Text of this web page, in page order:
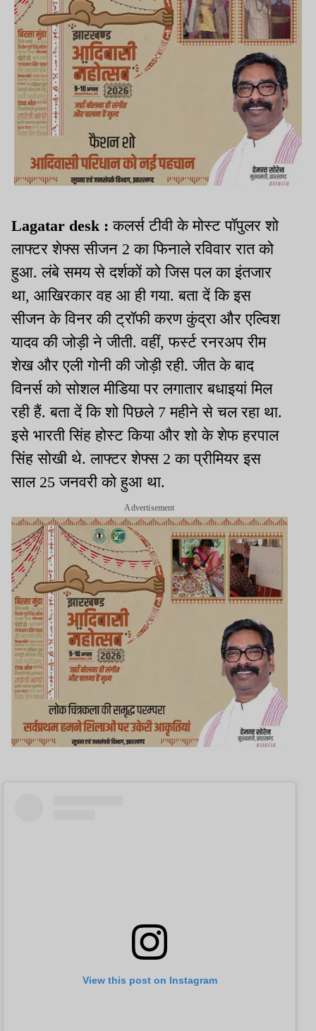
Lagatar desk : कलर्स टीवी के मोस्ट पॉपुलर शो
लाफ्टर शेफ्स सीजन 2 का फिनाले रविवार रात को
हुआ. लंबे समय से दर्शकों को जिस पल का इंतजार
था, आखिरकार वह आ ही गया. बता दें कि इस
सीजन के विनर की ट्रॉफी करण कुंद्रा और एल्विश
यादव की जोड़ी ने जीती. वहीं, फर्स्ट रनरअप रीम
शेख और एली गोनी की जोड़ी रही. जीत के बाद
विनर्स को सोशल मीडिया पर लगातार बधाइयां मिल
रही हैं. बता दें कि शो पिछले 7 महीने से चल रहा था.
इसे भारती सिंह होस्ट किया और शो के शेफ हरपाल
सिंह सोखी थे. लाफ्टर शेफ्स 2 का प्रीमियर इस
साल 25 जनवरी को हुआ था.
Advertisement
View this post on Instagram